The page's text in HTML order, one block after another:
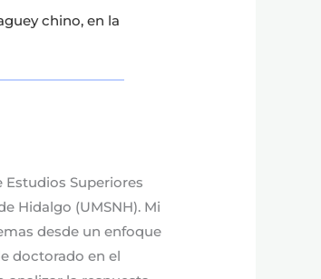
chino, en la
Superiores
Hidalgo (UMSNH). Mi
desde un enfoque
doctorado en el